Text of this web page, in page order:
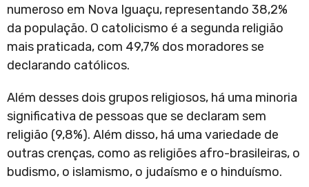
numeroso em Nova Iguaçu, representando 38,2%
da população. O catolicismo é a segunda religião
mais praticada, com 49,7% dos moradores se
declarando católicos.
Além desses dois grupos religiosos, há uma minoria
significativa de pessoas que se declaram sem
religião (9,8%). Além disso, há uma variedade de
outras crenças, como as religiões afro-brasileiras, o
budismo, o islamismo, o judaísmo e o hinduísmo.